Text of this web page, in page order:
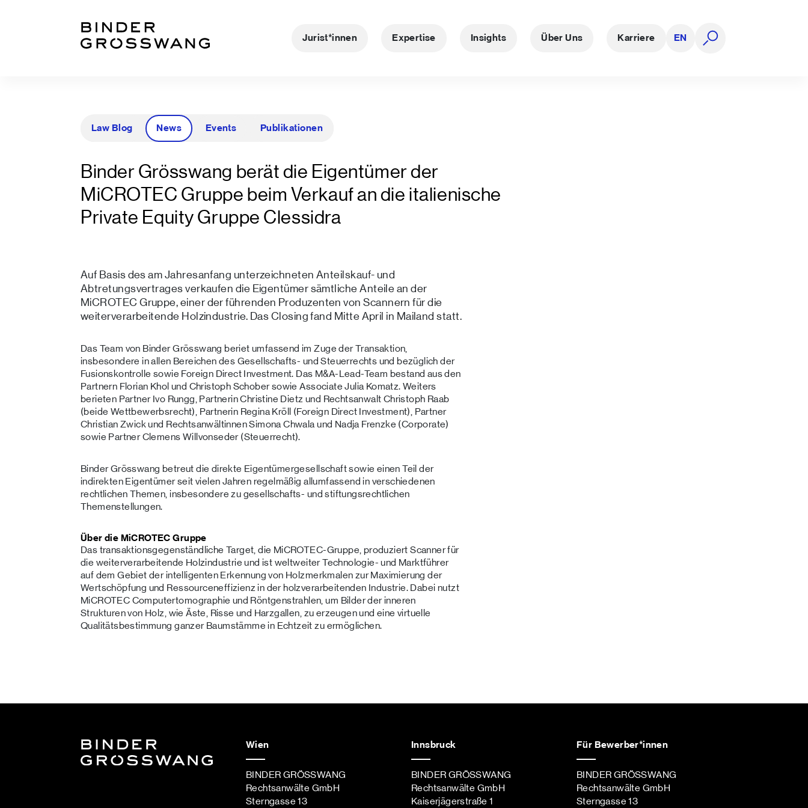
Jurist*innen Expertise Insights Über Uns Karriere EN
Law Blog News Events Publikationen
Binder Grösswang berät die Eigentümer der
MiCROTEC Gruppe beim Verkauf an die italienische
Private Equity Gruppe Clessidra
Auf Basis des am Jahresanfang unterzeichneten Anteilskauf- und
Abtretungsvertrages verkaufen die Eigentümer sämtliche Anteile an der
MiCROTEC Gruppe, einer der führenden Produzenten von Scannern für die
weiterverarbeitende Holzindustrie. Das Closing fand Mitte April in Mailand statt.
Das Team von Binder Grösswang beriet umfassend im Zuge der Transaktion,
insbesondere in allen Bereichen des Gesellschafts- und Steuerrechts und bezüglich der
Fusionskontrolle sowie Foreign Direct Investment. Das M&A-Lead-Team bestand aus den
Partnern Florian Khol und Christoph Schober sowie Associate Julia Komatz. Weiters
berieten Partner Ivo Rungg, Partnerin Christine Dietz und Rechtsanwalt Christoph Raab
(beide Wettbewerbsrecht), Partnerin Regina Kröll (Foreign Direct Investment), Partner
Christian Zwick und Rechtsanwältinnen Simona Chwala und Nadja Frenzke (Corporate)
sowie Partner Clemens Willvonseder (Steuerrecht).
Binder Grösswang betreut die direkte Eigentümergesellschaft sowie einen Teil der
indirekten Eigentümer seit vielen Jahren regelmäßig allumfassend in verschiedenen
rechtlichen Themen, insbesondere zu gesellschafts- und stiftungsrechtlichen
Themenstellungen.
Über die MiCROTEC Gruppe
Das transaktionsgegenständliche Target, die MiCROTEC-Gruppe, produziert Scanner für
die weiterverarbeitende Holzindustrie und ist weltweiter Technologie- und Marktführer
auf dem Gebiet der intelligenten Erkennung von Holzmerkmalen zur Maximierung der
Wertschöpfung und Ressourceneffizienz in der holzverarbeitenden Industrie. Dabei nutzt
MiCROTEC Computertomographie und Röntgenstrahlen, um Bilder der inneren
Strukturen von Holz, wie Äste, Risse und Harzgallen, zu erzeugen und eine virtuelle
Qualitätsbestimmung ganzer Baumstämme in Echtzeit zu ermöglichen.
Wien
BINDER GRÖSSWANG
Rechtsanwälte GmbH
Sterngasse 13
Innsbruck
BINDER GRÖSSWANG
Rechtsanwälte GmbH
Kaiserjägerstraße 1
Für Bewerber*innen
BINDER GRÖSSWANG
Rechtsanwälte GmbH
Sterngasse 13